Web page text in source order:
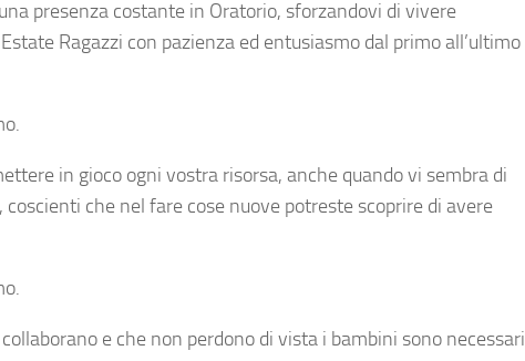
presenza costante in Oratorio, sforzandovi di vivere
Ragazzi con pazienza ed entusiasmo dal primo all’ultimo
in gioco ogni vostra risorsa, anche quando vi sembra di
che nel fare cose nuove potreste scoprire di avere
e che non perdono di vista i bambini sono necessari